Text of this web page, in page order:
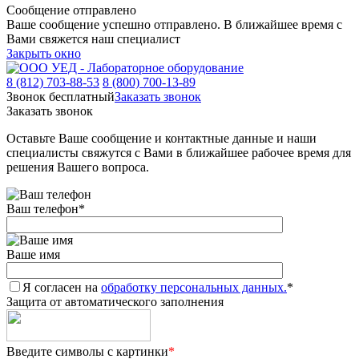
Сообщение отправлено
Ваше сообщение успешно отправлено. В ближайшее время с
Вами свяжется наш специалист
Закрыть окно
8 (812) 703-88-53 8 (800) 700-13-89
Звонок бесплатныйЗаказать звонок
Заказать звонок
Оставьте Ваше сообщение и контактные данные и наши
специалисты свяжутся с Вами в ближайшее рабочее время для
решения Вашего вопроса.
Ваш телефон*
Ваше имя
Я согласен на обработку персональных данных.*
Защита от автоматического заполнения
Введите символы с картинки*